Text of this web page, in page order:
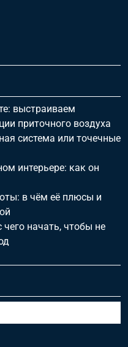
выстраиваем
приточного воздуха
система или точечные
интерьере: как он
в чём её плюсы и
начать, чтобы не